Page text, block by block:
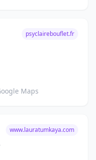
psyclairebouflet.fr
Maps
www.lauratumkaya.com